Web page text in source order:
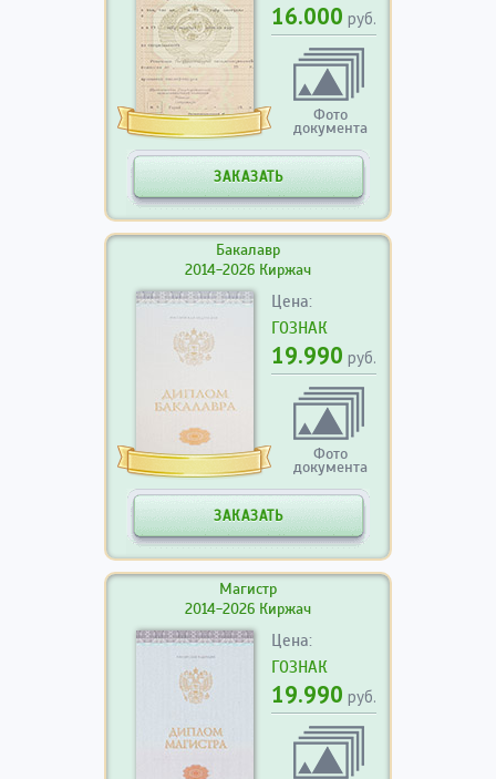
16.000 руб.
Фото
документа
ЗАКАЗАТЬ
Бакалавр
2014-2026 Киржач
Цена:
ГОЗНАК
19.990 руб.
Фото
документа
ЗАКАЗАТЬ
Магистр
2014-2026 Киржач
Цена:
ГОЗНАК
19.990 руб.